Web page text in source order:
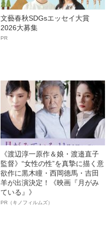
文藝春秋SDGsエッセイ大賞
2026大募集
PR
《渡辺淳一原作＆娘・渡邉直子
監督》“女性の性”を真摯に描く意
欲作に黒木瞳・西岡德馬・吉田
羊が出演決定！《映画『月がみ
ている』》
PR（キノフィルムズ）